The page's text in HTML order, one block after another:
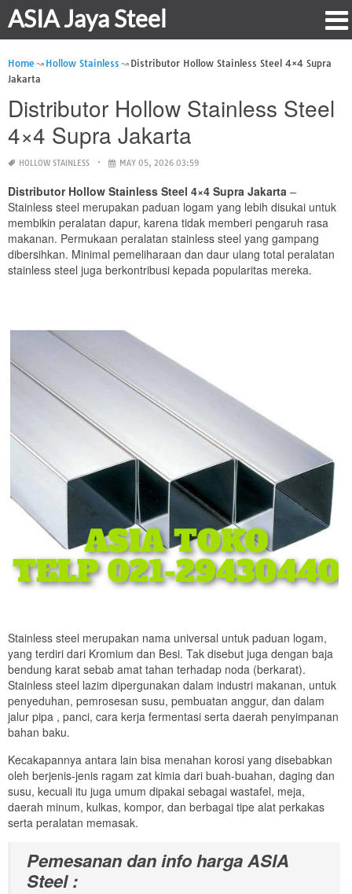
ASIA Jaya Steel
Home Hollow Stainless
Distributor Hollow Stainless Steel 4×4 Supra
Jakarta
Distributor Hollow Stainless Steel
4×4 Supra Jakarta
HOLLOW STAINLESS MAY 05, 2026 03:59
Distributor Hollow Stainless Steel 4×4 Supra Jakarta –
Stainless steel merupakan paduan logam yang lebih disukai untuk
membikin peralatan dapur, karena tidak memberi pengaruh rasa
makanan. Permukaan peralatan stainless steel yang gampang
dibersihkan. Minimal pemeliharaan dan daur ulang total peralatan
stainless steel juga berkontribusi kepada popularitas mereka.
Stainless steel merupakan nama universal untuk paduan logam,
yang terdiri dari Kromium dan Besi. Tak disebut juga dengan baja
bendung karat sebab amat tahan terhadap noda (berkarat).
Stainless steel lazim dipergunakan dalam industri makanan, untuk
penyeduhan, pemrosesan susu, pembuatan anggur, dan dalam
jalur pipa , panci, cara kerja fermentasi serta daerah penyimpanan
bahan baku.
Kecakapannya antara lain bisa menahan korosi yang disebabkan
oleh berjenis-jenis ragam zat kimia dari buah-buahan, daging dan
susu, kecuali itu juga umum dipakai sebagai wastafel, meja,
daerah minum, kulkas, kompor, dan berbagai tipe alat perkakas
serta peralatan memasak.
Pemesanan dan info harga ASIA
Steel :